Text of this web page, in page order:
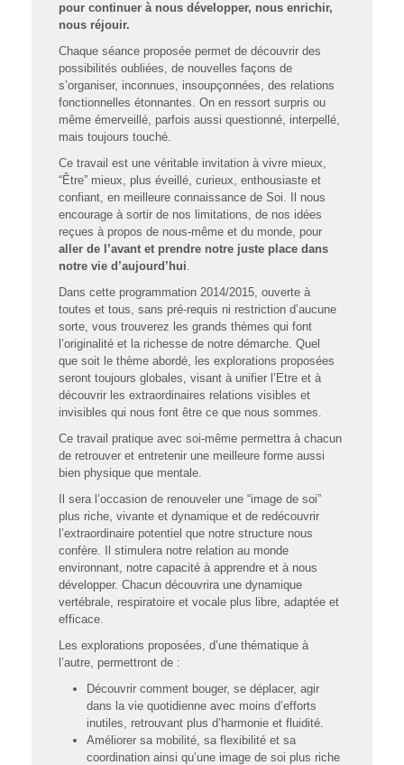
pour continuer à nous développer, nous enrichir,
nous réjouir.
Chaque séance proposée permet de découvrir des
possibilités oubliées, de nouvelles façons de
s’organiser, inconnues, insoupçonnées, des relations
fonctionnelles étonnantes. On en ressort surpris ou
même émerveillé, parfois aussi questionné, interpellé,
mais toujours touché.
Ce travail est une véritable invitation à vivre mieux,
“Être” mieux, plus éveillé, curieux, enthousiaste et
confiant, en meilleure connaissance de Soi. Il nous
encourage à sortir de nos limitations, de nos idées
reçues à propos de nous-même et du monde, pour
aller de l’avant et prendre notre juste place dans
notre vie d’aujourd’hui.
Dans cette programmation 2014/2015, ouverte à
toutes et tous, sans pré-requis ni restriction d’aucune
sorte, vous trouverez les grands thèmes qui font
l’originalité et la richesse de notre démarche. Quel
que soit le thème abordé, les explorations proposées
seront toujours globales, visant à unifier l’Etre et à
découvrir les extraordinaires relations visibles et
invisibles qui nous font être ce que nous sommes.
Ce travail pratique avec soi-même permettra à chacun
de retrouver et entretenir une meilleure forme aussi
bien physique que mentale.
Il sera l’occasion de renouveler une “image de soi”
plus riche, vivante et dynamique et de redécouvrir
l’extraordinaire potentiel que notre structure nous
confère. Il stimulera notre relation au monde
environnant, notre capacité à apprendre et à nous
développer. Chacun découvrira une dynamique
vertébrale, respiratoire et vocale plus libre, adaptée et
efficace.
Les explorations proposées, d’une thématique à
l’autre, permettront de :
Découvrir comment bouger, se déplacer, agir
dans la vie quotidienne avec moins d’efforts
inutiles, retrouvant plus d’harmonie et fluidité.
Améliorer sa mobilité, sa flexibilité et sa
coordination ainsi qu’une image de soi plus riche